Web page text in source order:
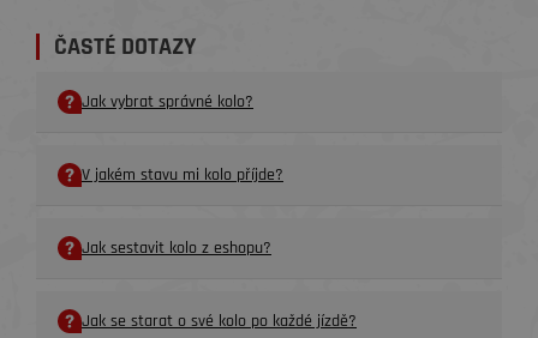
ČASTÉ DOTAZY
Jak vybrat správné kolo?
V jakém stavu mi kolo příjde?
Jak sestavit kolo z eshopu?
Jak se starat o své kolo po každé jízdě?